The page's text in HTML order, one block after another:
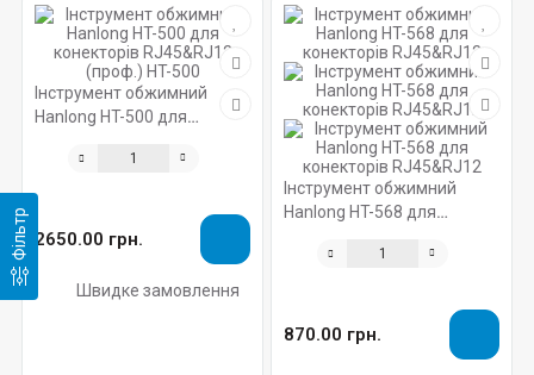
Фільтр
Інструмент обжимний
Hanlong HT-500 для
(проф.) HT-500
2650.00 грн.
Швидке замовлення
Інструмент обжимний
Hanlong HT-568 для
870.00 грн.